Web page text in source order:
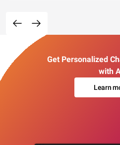
Get Personalized
with
Learn